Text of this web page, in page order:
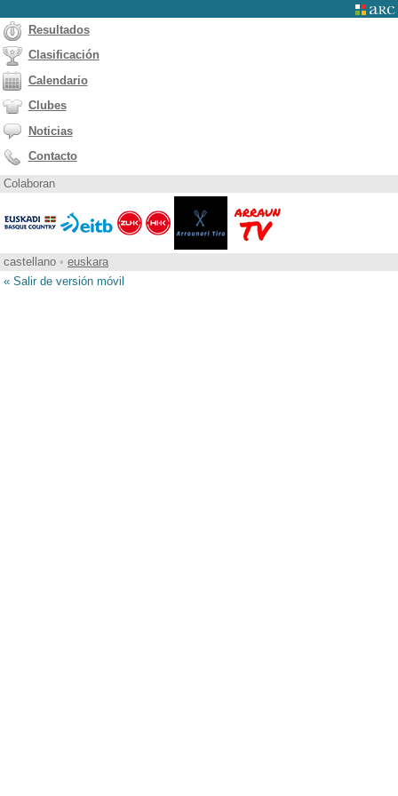
Resultados
Clasificación
Calendario
Clubes
Noticias
Contacto
Colaboran
castellano • euskara
« Salir de versión móvil